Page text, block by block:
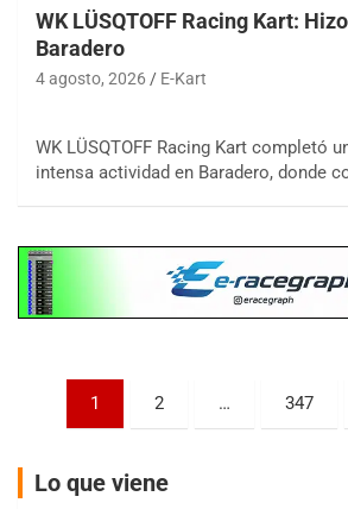
WK LÜSQTOFF Racing Kart:
Baradero
4 agosto, 2026 E-Kart
WK LÜSQTOFF Racing Kart completó
intensa actividad en Baradero, donde
Paginación
entradas
1 2 … 347
Lo que viene
08/09-AGO
IAME SERIES ARGENTINA 6
Ramiro Tot (Asfalto)
KDO - F6
Ciudad de Trenque Lauquen (Asfalto)
Trenque Lauquen (Buenos Aires)
Villaguay (Entre Ríos)
El Cerro (Tierra)
Victoria (Entre Ríos)